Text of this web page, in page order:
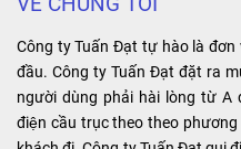
TGC3-4822
2NO2NC.
Voltage: AC
48V 50/60Hz.
Sản xuất: Hàn
Quốc.
sau đây sẽ giúp
bạn đảm bảo
an toàn và hiệu
quả cho hệ
thống điện của
mình.
VỀ CHÚNG TÔI